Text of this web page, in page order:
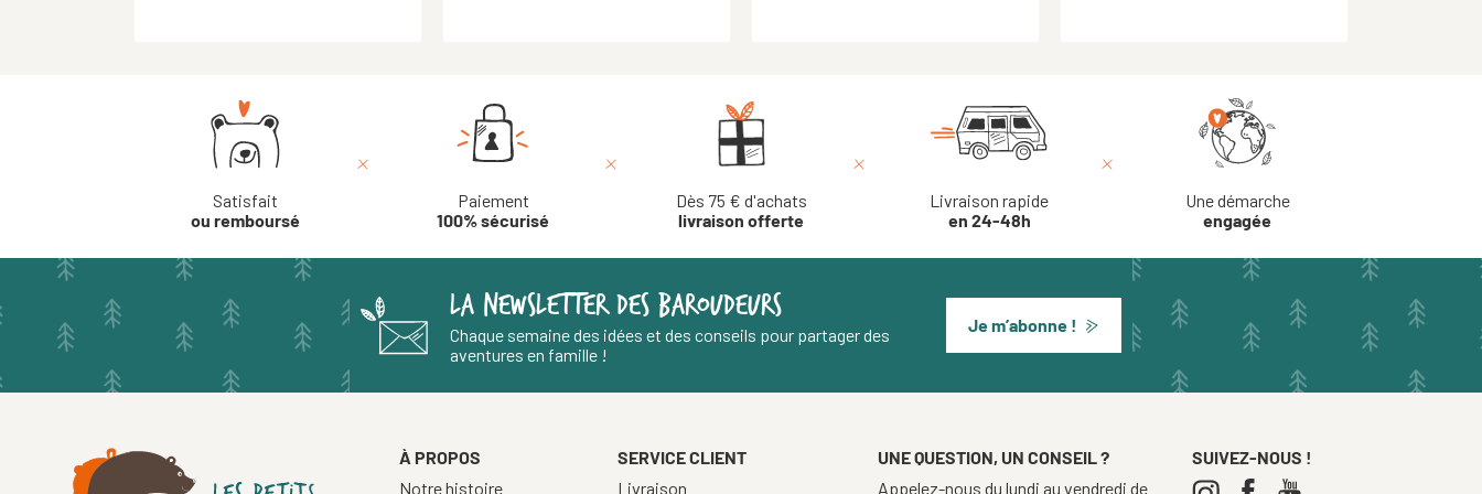
Satisfait
ou remboursé
Paiement
100% sécurisé
Dès 75 € d'achats
livraison offerte
Livraison rapide
en 24-48h
Une démarche
engagée
LA NEWSLETTER DES BAROUDEURS
Chaque semaine des idées et des conseils pour partager des
aventures en famille !
Je m’abonne !
À PROPOS
Notre histoire
SERVICE CLIENT
Livraison
UNE QUESTION, UN CONSEIL ?
Appelez-nous du lundi au vendredi de
SUIVEZ-NOUS !